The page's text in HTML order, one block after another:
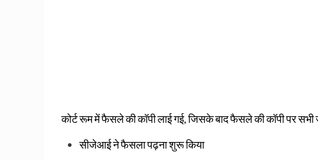
कोर्ट रूम में फैसले की कॉपी लाई गई, जिसके बाद फैसले की कॉपी पर
सीजेआई ने फैसला पढ़ना शुरू किया